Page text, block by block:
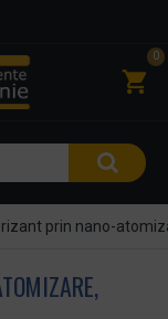
0
prin nano-